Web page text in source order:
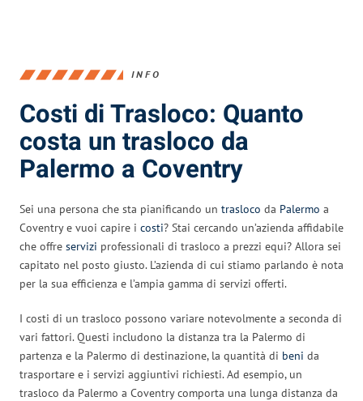
INFO
Costi di Trasloco: Quanto
costa un trasloco da
Palermo a Coventry
Sei una persona che sta pianificando un trasloco da Palermo a
Coventry e vuoi capire i costi? Stai cercando un’azienda affidabile
che offre servizi professionali di trasloco a prezzi equi? Allora sei
capitato nel posto giusto. L’azienda di cui stiamo parlando è nota
per la sua efficienza e l’ampia gamma di servizi offerti.
I costi di un trasloco possono variare notevolmente a seconda di
vari fattori. Questi includono la distanza tra la Palermo di
partenza e la Palermo di destinazione, la quantità di beni da
trasportare e i servizi aggiuntivi richiesti. Ad esempio, un
trasloco da Palermo a Coventry comporta una lunga distanza da